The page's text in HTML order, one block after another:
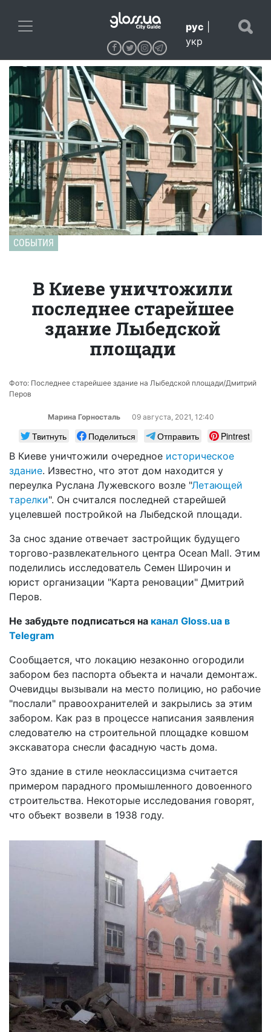
рус
укр
СОБЫТИЯ
В Киеве уничтожили
последнее старейшее
здание Лыбедской
площади
Фото: Последнее старейшее здание на Лыбедской площади/Дмитрий
Перов
Марина Горносталь 09 августа, 2021, 12:40
Твитнуть Поделиться Отправить
Pintrest
В Киеве уничтожили очередное историческое
здание. Известно, что этот дом находится у
переулка Руслана Лужевского возле "Летающей
тарелки". Он считался последней старейшей
уцелевшей постройкой на Лыбедской площади.
За снос здание отвечает застройщик будущего
торгово-развлекательного центра Ocean Mall. Этим
поделились исследователь Семен Широчин и
юрист организации "Карта реновации" Дмитрий
Перов.
Не забудьте подписаться на канал Gloss.ua в
Telegram
Сообщается, что локацию незаконно огородили
забором без паспорта объекта и начали демонтаж.
Очевидцы вызывали на место полицию, но рабочие
"послали" правоохранителей и закрылись за этим
забором. Как раз в процессе написания заявления
следователю на строительной площадке ковшом
экскаватора снесли фасадную часть дома.
Это здание в стиле неоклассицизма считается
примером парадного промышленного довоенного
строительства. Некоторые исследования говорят,
что объект возвели в 1938 году.